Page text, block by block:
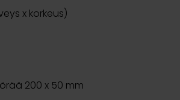
x korkeus)
200 x 50 mm